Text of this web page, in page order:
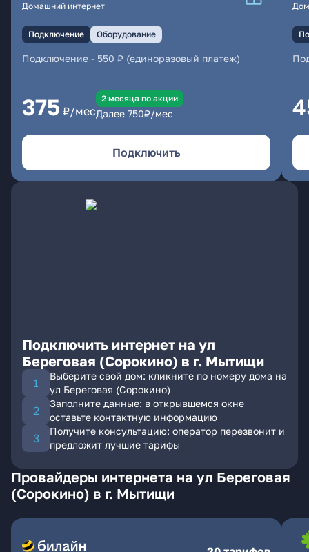
Домашний интернет
Подключение Оборудование
Подключение - 550 ₽ (единоразовый платеж)
375 ₽/мес
2 месяцa по акции
Далее 750₽/мес
Подключить
Подключить интернет на ул
Береговая (Сорокино) в г. Мытищи
Выберите свой дом: кликните по номеру дома на
ул Береговая (Сорокино)
Заполните данные: в открывшемся окне
оставьте контактную информацию
Получите консультацию: оператор перезвонит и
предложит лучшие тарифы
Провайдеры интернета на ул Береговая
(Сорокино) в г. Мытищи